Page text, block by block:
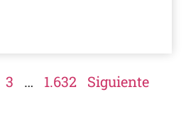
3 … 1.632 Siguiente